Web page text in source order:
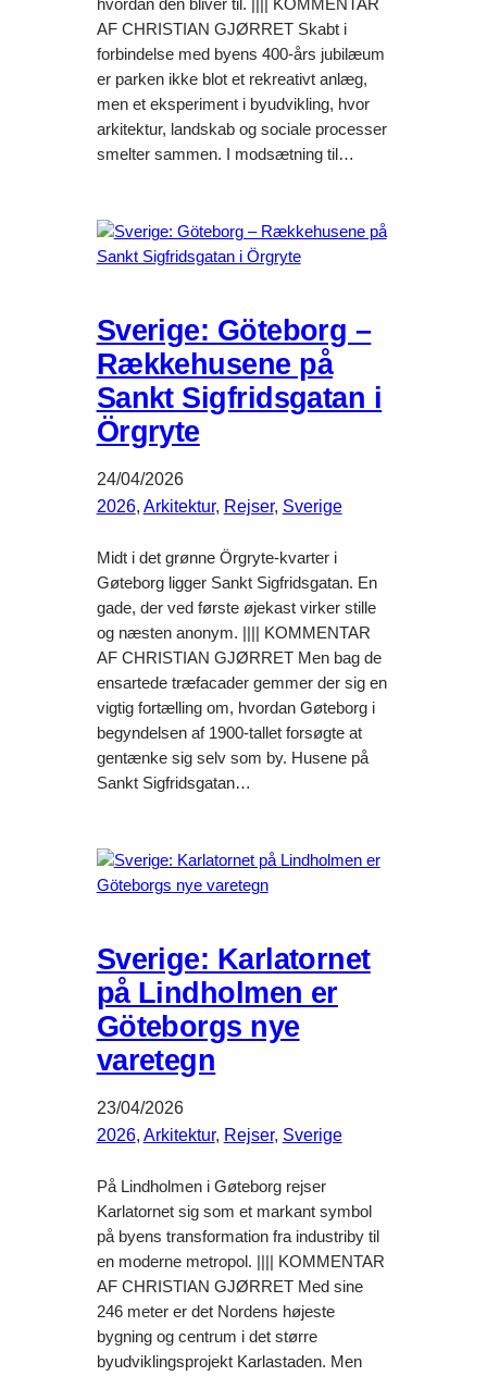
hvordan den bliver til. |||| KOMMENTAR
AF CHRISTIAN GJØRRET Skabt i
forbindelse med byens 400-års jubilæum
er parken ikke blot et rekreativt anlæg,
men et eksperiment i byudvikling, hvor
arkitektur, landskab og sociale processer
smelter sammen. I modsætning til…
Sverige: Göteborg –
Rækkehusene på
Sankt Sigfridsgatan i
Örgryte
24/04/2026
2026, Arkitektur, Rejser, Sverige
Midt i det grønne Örgryte-kvarter i
Gøteborg ligger Sankt Sigfridsgatan. En
gade, der ved første øjekast virker stille
og næsten anonym. |||| KOMMENTAR
AF CHRISTIAN GJØRRET Men bag de
ensartede træfacader gemmer der sig en
vigtig fortælling om, hvordan Gøteborg i
begyndelsen af 1900-tallet forsøgte at
gentænke sig selv som by. Husene på
Sankt Sigfridsgatan…
Sverige: Karlatornet
på Lindholmen er
Göteborgs nye
varetegn
23/04/2026
2026, Arkitektur, Rejser, Sverige
På Lindholmen i Gøteborg rejser
Karlatornet sig som et markant symbol
på byens transformation fra industriby til
en moderne metropol. |||| KOMMENTAR
AF CHRISTIAN GJØRRET Med sine
246 meter er det Nordens højeste
bygning og centrum i det større
byudviklingsprojekt Karlastaden. Men